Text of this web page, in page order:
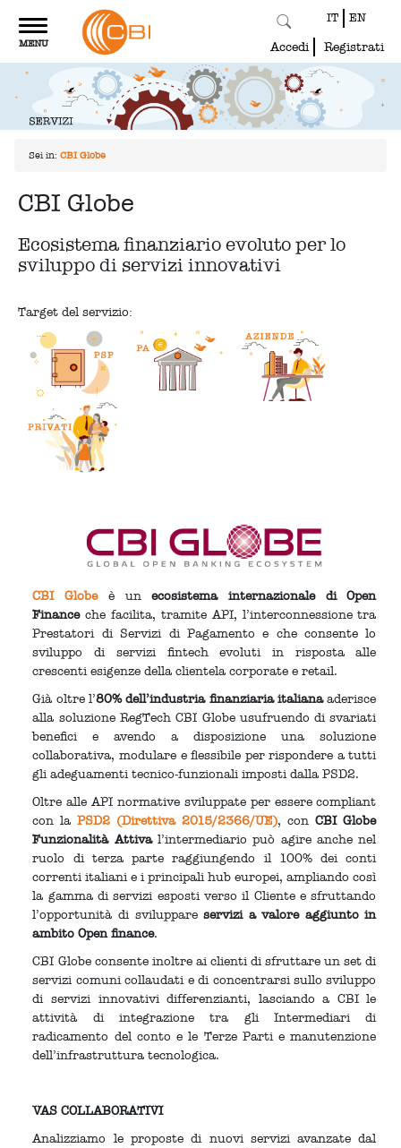
Toggle
navigation
MENU
IT EN
Accedi Registrati
Sei in: CBI Globe
CBI Globe
Ecosistema finanziario evoluto per lo
sviluppo di servizi innovativi
Target del servizio:
CBI Globeè unecosistema internazionale di Open
Financeche facilita, tramite API, l’interconnessione tra
Prestatori di Servizi di Pagamento e che consente lo
sviluppo di servizi fintech evoluti in risposta alle
crescenti esigenze della clientela corporate e retail.
Già oltre l’80% dell’industria finanziaria italianaaderisce
alla soluzione RegTech CBI Globe usufruendo di svariati
benefici e avendo a disposizione una soluzione
collaborativa, modulare e flessibile per rispondere a tutti
gli adeguamenti tecnico-funzionali imposti dalla PSD2.
Oltre alle API normative sviluppate per essere compliant
con laPSD2 (Direttiva 2015/2366/UE), conCBI Globe
Funzionalità Attival’intermediario può agire anche nel
ruolo di terza parte raggiungendo il 100% dei conti
correnti italiani e i principali hub europei, ampliando così
la gamma di servizi esposti verso il Cliente e sfruttando
l’opportunità di sviluppareservizi a valore aggiunto in
ambito Open finance.
CBI Globe consente inoltre ai clienti di sfruttare un set di
servizi comuni collaudati e di concentrarsi sullo sviluppo
di servizi innovativi differenzianti, lasciando a CBI le
attività di integrazione tra gli Intermediari di
radicamento del conto e le Terze Parti e manutenzione
dell’infrastruttura tecnologica.
VAS COLLABORATIVI
Analizziamo le proposte di nuovi servizi avanzate dal